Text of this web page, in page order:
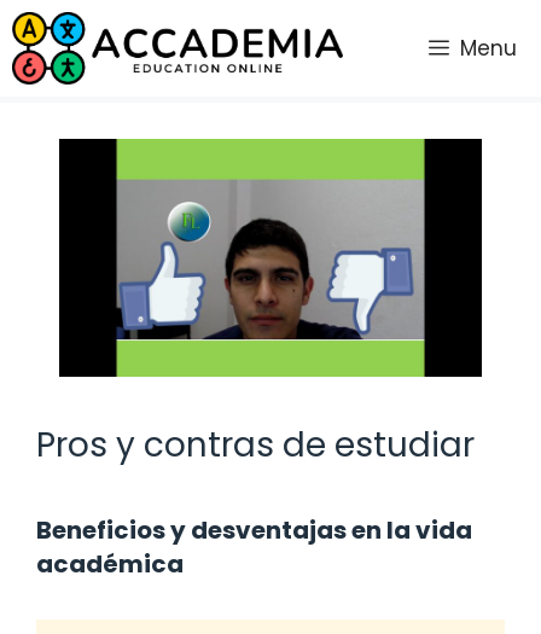
Saltar
al
contenido
Menu
Pros y contras de estudiar
Beneficios y desventajas en la vida
académica